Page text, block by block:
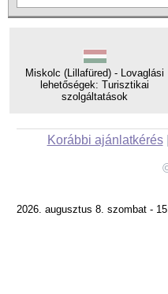
Miskolc (Lillafüred) - Lovaglási
lehetőségek: Turisztikai
szolgáltatások
Korábbi ajánlatkérés|
2026. augusztus 8. szombat -